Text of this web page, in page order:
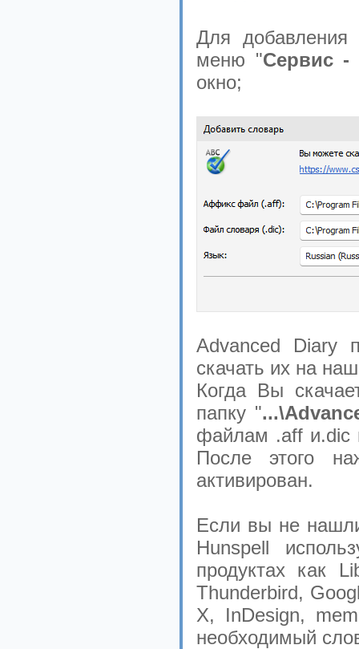
Для добавления
меню "Сервис -
окно;
Advanced Diary
скачать их на
Когда Вы
папку "
файлам .aff и.dic
После этого
активирован.
Если вы не
Hunspell
продуктах как
Thunderbird,
X, InDesign,
необходимый